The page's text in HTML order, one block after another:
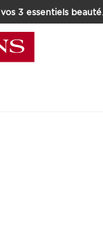
vos 3 essentiels beauté.